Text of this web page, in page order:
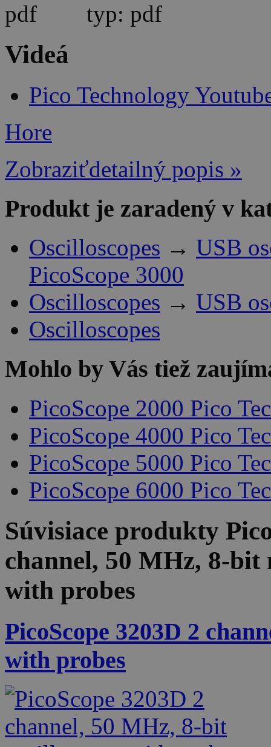
typ: pdf
Videá
Pico Technology
Hore
Zobraziťdetailný popis »
Produkt je zaradený v
Oscilloscopes → USB
PicoScope 3000
Oscilloscopes → USB
Oscilloscopes
Mohlo by Vás tiež
PicoScope 2000 Pico
PicoScope 4000 Pico
PicoScope 5000 Pico
PicoScope 6000 Pico
Súvisiace produkty
channel, 50 MHz, 8-bit
with probes
PicoScope 3203D 2
with probes